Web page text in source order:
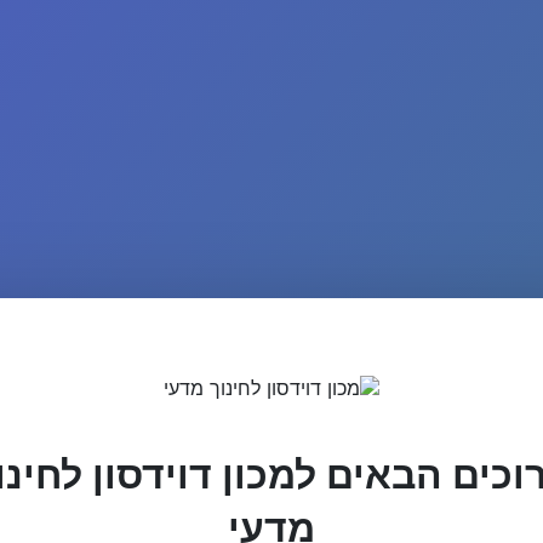
הבאים למכון דוידסון
מדעי